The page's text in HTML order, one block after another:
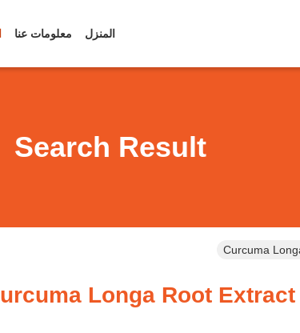
المنزل معلومات عنا
Search Result
Curcuma
[